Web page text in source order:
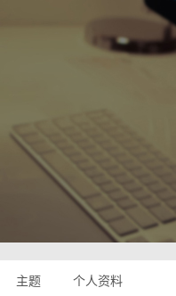
主题 个人资料